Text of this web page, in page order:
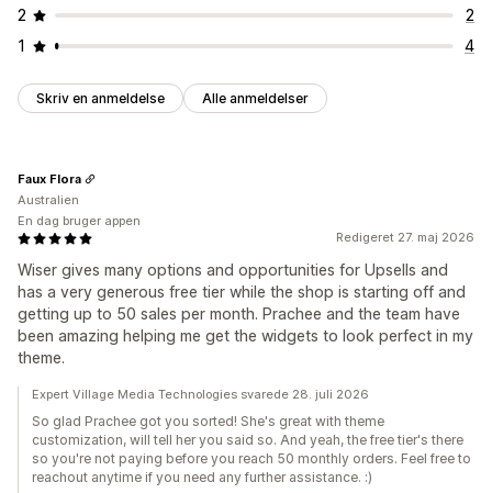
2
2
1
4
Skriv en anmeldelse Alle anmeldelser
Redigeret 27. maj 2026
Wiser gives many options and opportunities for Upsells and
has a very generous free tier while the shop is starting off and
getting up to 50 sales per month. Prachee and the team have
been amazing helping me get the widgets to look perfect in my
theme.
Faux Flora
Australien
En dag bruger appen
Expert Village Media Technologies svarede 28. juli 2026
So glad Prachee got you sorted! She's great with theme
customization, will tell her you said so. And yeah, the free tier's there
so you're not paying before you reach 50 monthly orders. Feel free to
reachout anytime if you need any further assistance. :)